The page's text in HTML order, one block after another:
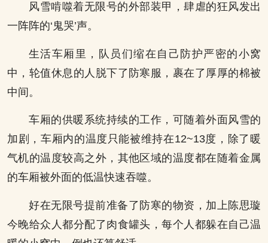
风雪啃噬着无限号的外部装甲，肆虐的狂风发出
一阵阵的‘鬼哭’声。
生活车厢里，队员们缩在自己防护严密的小窝
中，轮值休息的人脱下了防寒服，裹在了厚厚的棉被
中间。
车厢的供暖系统持续的工作，可随着外面风雪的
加剧，车厢内的温度只能被维持在12~13度，除了暖
气机的温度较高之外，其他区域的温度都在随着金属
的车厢被外面的低温快速吞噬。
好在无限号提前准备了防寒的物资，加上陈思璇
今晚给众人都分配了肉食罐头，每个人都躲在自己温